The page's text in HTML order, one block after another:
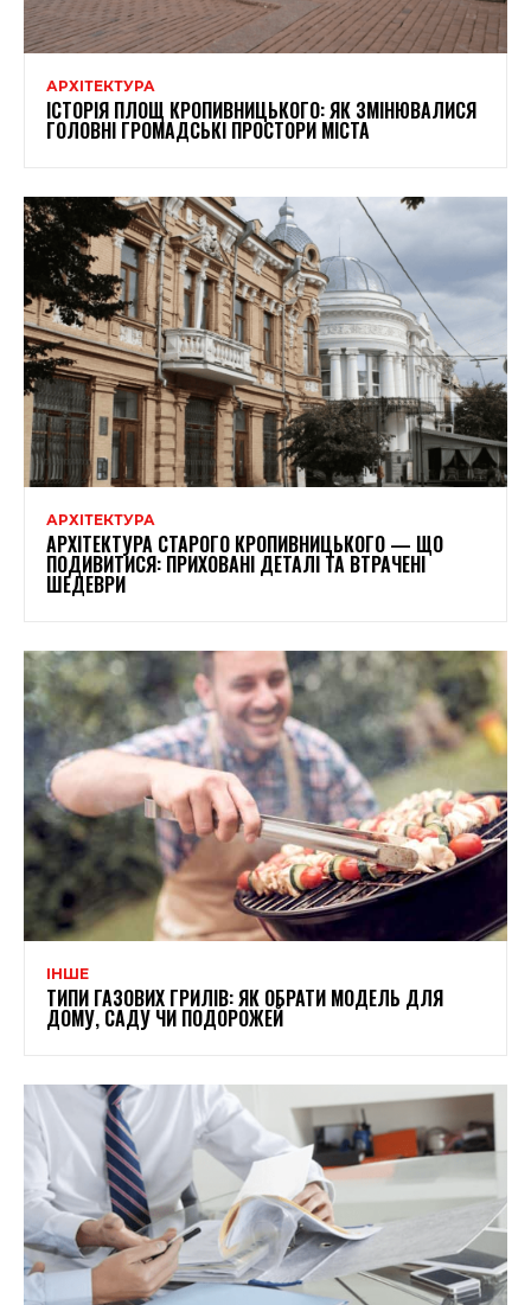
АРХІТЕКТУРА
ІСТОРІЯ ПЛОЩ КРОПИВНИЦЬКОГО: ЯК ЗМІНЮВАЛИСЯ
ГОЛОВНІ ГРОМАДСЬКІ ПРОСТОРИ МІСТА
АРХІТЕКТУРА
АРХІТЕКТУРА СТАРОГО КРОПИВНИЦЬКОГО — ЩО
ПОДИВИТИСЯ: ПРИХОВАНІ ДЕТАЛІ ТА ВТРАЧЕНІ
ШЕДЕВРИ
ІНШЕ
ТИПИ ГАЗОВИХ ГРИЛІВ: ЯК ОБРАТИ МОДЕЛЬ ДЛЯ
ДОМУ, САДУ ЧИ ПОДОРОЖЕЙ